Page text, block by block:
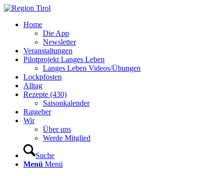
Home
Die App
Newsletter
Veranstaltungen
Pilotprojekt Langes Leben
Langes Leben Videos/Übungen
Lockpfosten
Alltag
Rezepte (430)
Saisonkalender
Ratgeber
Wir
Über uns
Werde Mitglied
Suche
Menü Menü